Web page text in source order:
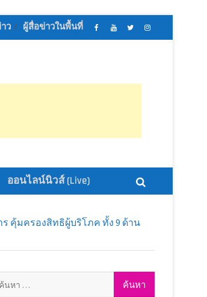
ว ผู้สื่อข่าวในพื้นที่
ออนไลน์นิวส์ (Live)
คุ้มครองสิทธิผู้บริโภค ทั้ง 9 ด้าน
หา